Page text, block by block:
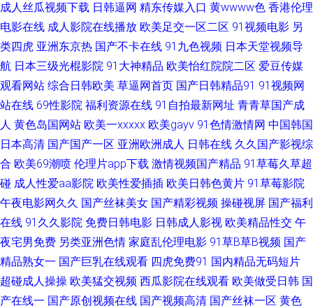
影音av成人网站 91色城 传媒导航在线 久久伊人青青草原AV 亚州九十一区
91喷水后入 大香蕉伊人在线99 男女H网 在线看男人懂的久操 A片探花 久草
精品福利视频 先锋影院日韩精品av 91综合视频在线观看 久久蜜桃网 亚洲国
产黄 91色伦 国产综合日韩 影音先锋在线观看麻豆 肏屄视频在线观看 青娱乐
利视频导航我99 午夜导航5 91网页版色色 狠狠操网址 婷婷五月深爱网 成人
AV免费 欧美综合在线黄 91re伊人 92视频国产 九色国产白浆91 91v精品久 不
卡视频一下 男人手机ab天堂 亚洲黄色网络 91日韩区 久久一区丝袜 影音先锋
无码成人 91在线免费观看网页 老湿在线视频 影音先锋中文字幕18 www91
成人丝瓜视频下载 日韩逼网 精东传媒入口 黄wwww色 香港伦理
电影在线 成人影院在线播放 欧美足交一区二区 91视频电影 另
类四虎 亚洲东京热 国产不卡在线 91九色视频 日本天堂视频导
航 日本三级光棍影院 91大神精品 欧美怡红院院二区 爱豆传媒
观看网站 综合日韩欧美 草逼网首页 国产日韩精品91 91视频网
站在线 69性影院 福利资源在线 91自拍最新网址 青青草国产成
人 黄色岛国网站 欧美一xxxxx 欧美gayv 91色情激情网 中国韩国
日本高清 国产国产一区 亚洲欧洲成人 日韩在线 久久国产影视综
合 欧美69潮喷 伦理片app下载 激情视频国产精品 91草莓久草超
碰 成人性爱aa影院 欧美性爱插插 欧美日韩色黄片 91草莓影院
午夜电影网久久 国产丝袜美女 国产精彩视频 操碰视屏 国产福利
在线 91久久影院 免费日韩电影 日韩成人影视 欧美精品性交 午
夜宅男免费 另类亚洲色情 家庭乱伦理电影 91草B草B视频 国产
精品熟女一 国产巨乳在线观看 四虎免费91 国内精品无码短片
超碰成人操操 欧美猛交视频 西瓜影院在线观看 欧美做受日韩 国
产在线一 国产原创视频在线 国产视频高清 国产丝袜一区 黄色